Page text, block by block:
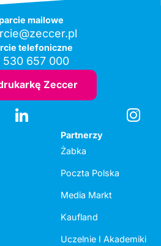
mailowe
telefoniczne
530 657 000
Zeccer
Partnerzy
Żabka
Poczta Polska
Media Markt
Kaufland
Uczelnie I Akademiki